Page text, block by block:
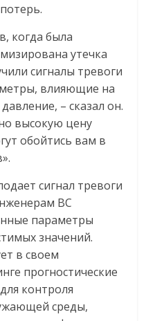
когда была
утечка
сигналы тревоги
влияющие на
– сказал он.
высокую цену
обойтись вам в
сигнал тревоги
BC
параметры
значений.
в своем
прогностические
контроля
среды,